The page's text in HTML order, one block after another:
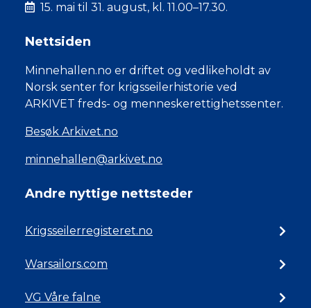
15. mai til 31. august, kl. 11.00–17.30.
Nettsiden
Minnehallen.no er driftet og vedlikeholdt av
Norsk senter for krigsseilerhistorie ved
ARKIVET freds- og menneskerettighetssenter.
Besøk Arkivet.no
minnehallen@arkivet.no
Andre nyttige nettsteder
Krigsseilerregisteret.no
Warsailors.com
VG Våre falne